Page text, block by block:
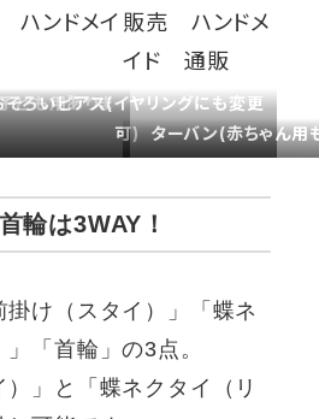
ども用ありま
そろいピアス(イヤリングにも変更
可) ターバン(赤ちゃん用
輪は3WAY！
け（スタイ）」「蝶ネ
「首輪」の3点。
）」と「蝶ネクタイ（リ